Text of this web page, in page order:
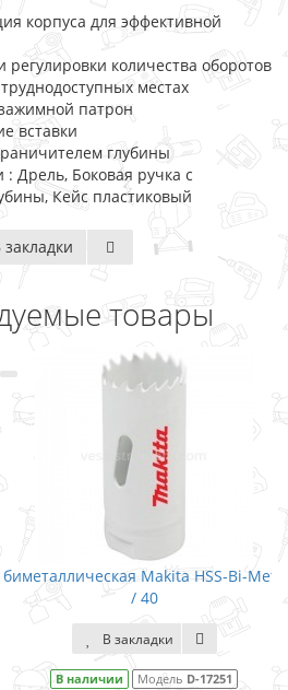
корпуса для эффективной
количества оборотов
местах
патрон
вставки
глубины
: Дрель, Боковая ручка с
Кейс пластиковый
закладки
товары
Makita HSS-Bi-Metal Ø 20 мм
/ 40
МодельD-17251